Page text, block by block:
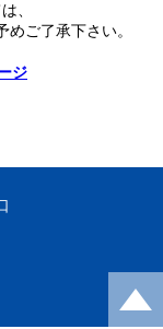
、
めご了承下さい。
ジ